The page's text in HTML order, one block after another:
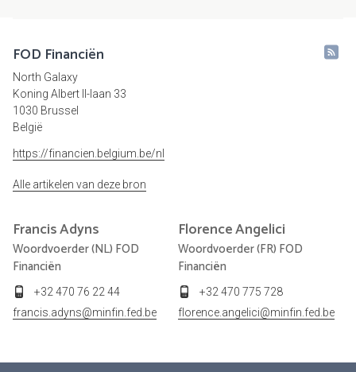
FOD Financiën
North Galaxy
Koning Albert II-laan 33
1030 Brussel
België
https://financien.belgium.be/nl
Alle artikelen van deze bron
FrancisAdyns
Woordvoerder (NL) FOD
Financiën
+32 470 76 22 44
francis.adyns@minfin.fed.be
FlorenceAngelici
Woordvoerder (FR) FOD
Financiën
+32 470 775 728
florence.angelici@minfin.fed.be